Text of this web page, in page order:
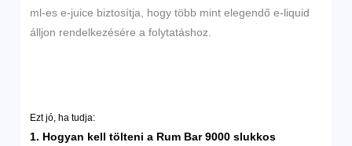
ml-es e-juice biztosítja, hogy több mint elegendő e-liquid
álljon rendelkezésére a folytatáshoz.
Ezt jó, ha tudja:
1. Hogyan kell tölteni a Rum Bar 9000 slukkos